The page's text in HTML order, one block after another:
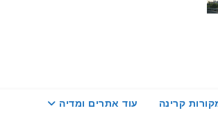
קרינה עוד אתרים ומדיה